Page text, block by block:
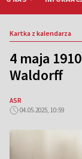
Kartka z kalendarza
4 maja
Waldorff
ASR
04.05.2025, 10:59